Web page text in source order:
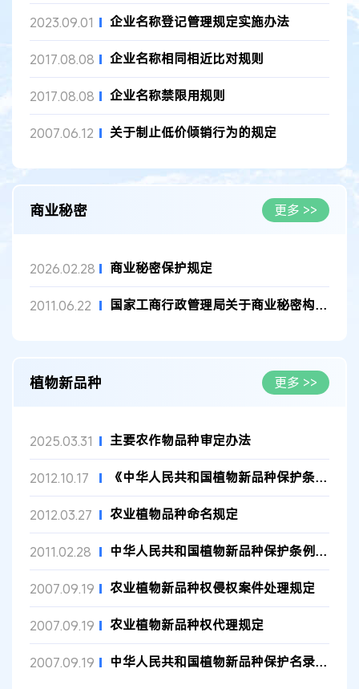
2023.09.01 企业名称登记管理规定实施办法
2017.08.08 企业名称相同相近比对规则
2017.08.08 企业名称禁限用规则
2007.06.12 关于制止低价倾销行为的规定
商业秘密 更多 >>
2026.02.28 商业秘密保护规定
2011.06.22 国家工商行政管理局关于商业秘密构成要件问题的答复
植物新品种 更多 >>
2025.03.31 主要农作物品种审定办法
2012.10.17 《中华人民共和国植物新品种保护条例实施细则（农业部分）》
2012.03.27 农业植物品种命名规定
2011.02.28 中华人民共和国植物新品种保护条例实施细则（林业部分）
2007.09.19 农业植物新品种权侵权案件处理规定
2007.09.19 农业植物新品种权代理规定
2007.09.19 中华人民共和国植物新品种保护名录（林业部分）（第二批）